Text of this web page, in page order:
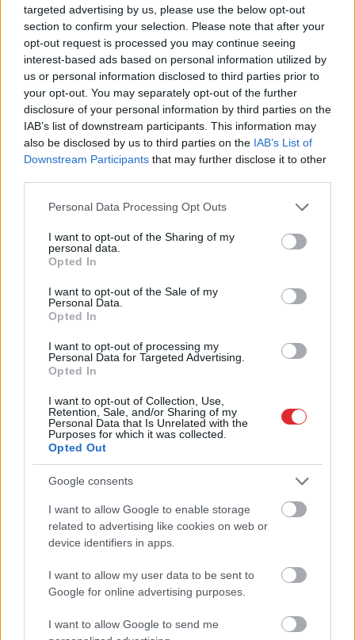
targeted advertising by us, please use the below opt-out
section to confirm your selection. Please note that after your
opt-out request is processed you may continue seeing
interest-based ads based on personal information utilized by
us or personal information disclosed to third parties prior to
your opt-out. You may separately opt-out of the further
disclosure of your personal information by third parties on the
IAB’s list of downstream participants. This information may
also be disclosed by us to third parties on the IAB’s List of
Downstream Participants that may further disclose it to other
Please note that this website/app uses one or more Google
not limited to your visit or usage behaviour. You may click to
grant or deny consent to Google and its third-party tags to
use your data for below specified purposes in below Google
consent section.
Personal Data Processing Opt Outs
I want to opt-out of the Sharing of my
personal data.
Opted In
I want to opt-out of the Sale of my
Personal Data.
Opted In
I want to opt-out of processing my
Personal Data for Targeted Advertising.
Opted In
I want to opt-out of Collection, Use,
Retention, Sale, and/or Sharing of my
Personal Data that Is Unrelated with the
Purposes for which it was collected.
Opted Out
Google consents
I want to allow Google to enable storage
related to advertising like cookies on web or
device identifiers in apps.
I want to allow my user data to be sent to
Google for online advertising purposes.
I want to allow Google to send me
Vaipastāv tāds
“nekaitīgs” alkohols?
Zinātnieki kliedē
populārākos mītus
“Tu varētu aizvērties!”
Beata Jonīte jau atkal
nonāk uzmanības
centrā – šoreiz ar
superdārgu pulksteni
3 zodiaka zīmes šajā
nedēļas nogalē kārtīgi
“nodos uguņus”, bet vienai
– labāk palikt mājās
“Sākumā nopriecājos,
pēc tam – vē…”
piedāvājam ir būtisks
Putinsizsludina plašu
Krievijas armijas
Kremļa mērķis?
Atcelt Ziņot